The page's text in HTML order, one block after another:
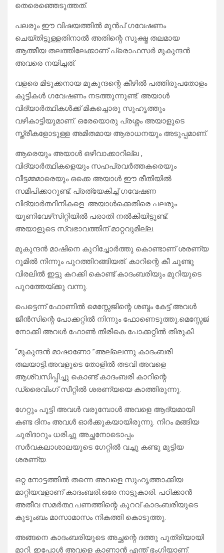
തെരെഞ്ഞെടുത്തത്.
പലരും ഈ വിഷയത്തിൽ മുൻപ് ഗവേഷണം
ചെയ്തിട്ടുള്ളതിനാൽ അതിന്റെ സൂക്ഷ്മ തലമായ
ആത്മീയ തലത്തിലേക്കാണ് പ്രൊഫസർ മുകുന്ദൻ
അവരെ നയിച്ചത്.
വളരെ മിടുക്കനായ മുകുന്ദന്റെ കീഴിൽ പത്തിരുപതോളം
കുട്ടികൾ ഗവേഷണം നടത്തുന്നുണ്ട്. അയാൾ
വിദ്യാർത്ഥികൾക്ക് മികച്ചൊരു സുഹൃത്തും
വഴികാട്ടിയുമാണ്. ഒരേയൊരു പ്രശ്നം അയാളുടെ
സ്ത്രീകളോടുള്ള അമിതമായ ആരാധനയും അടുപ്പമാണ്.
ആരെയും അയാൾ ഒഴിവാക്കാറില്ല ,
വിദ്യാർത്ഥികളെയും സഹപ്രവർത്തകരെയും
വീട്ടമ്മമാരെയും ഒക്കെ അയാൾ ഈ രീതിയിൽ
സമീപിക്കാറുണ്ട്. പ്രത്യേകിച്ച് ഗവേഷണ
വിദ്യാർത്ഥിനികളെ. അയാൾക്കെതിരെ പലരും
യൂണിവേഴ്‌സിറ്റിയിൽ പരാതി നൽകിയിട്ടുണ്ട്.
അയാളുടെ സ്വഭാവത്തിന് മാറ്റവുമില്ല.
മുകുന്ദൻ മാഷിനെ കുറിച്ചോർത്തു കൊണ്ടാണ് ശരണ്യ
റൂമിൽ നിന്നും പുറത്തിറങ്ങിയത്. കാറിന്റെ കീ ചൂണ്ടു
വിരലിൽ ഇട്ടു കറക്കി കൊണ്ട് കാദംബരിയും മുറിയുടെ
പുറത്തേയ്ക്കു വന്നു.
പെട്ടെന്ന് ഫോണിൽ മെസ്സേജിന്റെ ശബ്ദം കേട്ട് അവൾ
ജീൻസിന്റെ പോക്കറ്റിൽ നിന്നും ഫോണെടുത്തു.മെസ്സേജ്
നോക്കി അവൾ ഫോൺ തിരികെ പോക്കറ്റിൽ തിരുകി.
“മുകുന്ദൻ മാഷാണോ ”അല്ലെന്നു കാദംബരി
തലയാട്ടി.അവളുടെ തോളിൽ തടവി അവളെ
ആശ്വസിപ്പിച്ചു കൊണ്ട് കാദംബരി കാറിന്റെ
ഡ്രൈവിംഗ് സീറ്റിൽ ശരണ്യയെ കാത്തിരുന്നു.
ഗേറ്റും പൂട്ടി അവൾ വരുമ്പോൾ അവളെ ആദ്യമായി
കണ്ട ദിനം അവൾ ഓർക്കുകയായിരുന്നു. നിറം മങ്ങിയ
ചുരിദാറും ധരിച്ചു അച്ഛനോടൊപ്പം
സർവകലാശാലയുടെ ഗേറ്റിൽ വച്ചു കണ്ടു മുട്ടിയ
ശരണ്യ.
ഒറ്റ നോട്ടത്തിൽ തന്നെ അവളെ സുഹൃത്താക്കിയ
മാറ്റിയവളാണ് കാദംബരി.ഒരേ നാട്ടുകാരി. പഠിക്കാൻ
അതീവ സമർത്ഥ.പണത്തിന്റെ കുറവ് കാദംബരിയുടെ
കുടുംബം മാസാമാസം നികത്തി കൊടുത്തു.
അങ്ങനെ കാദംബരിയുടെ അച്ഛന്റെ ദത്തു പുത്രിയായി
മാറി. ഇപ്പോൾ അവളെ കാണാൻ എന്ത് ഭംഗിയാണ്.